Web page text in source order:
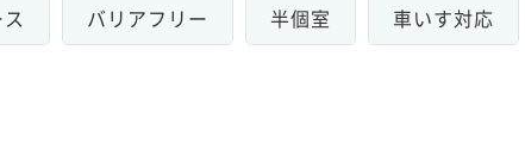
バリアフリー 半個室 車いす対応